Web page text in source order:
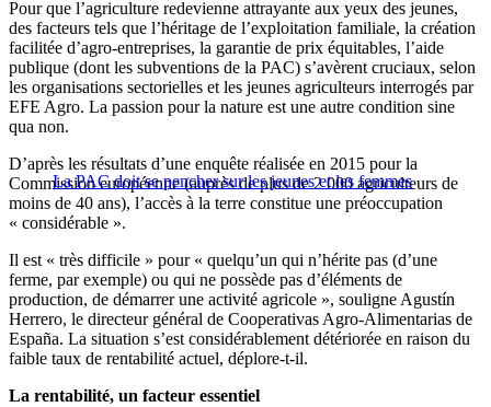
Pour que l’agriculture redevienne attrayante aux yeux des jeunes,
des facteurs tels que l’héritage de l’exploitation familiale, la création
facilitée d’agro-entreprises, la garantie de prix équitables, l’aide
publique (dont les subventions de la PAC) s’avèrent cruciaux, selon
les organisations sectorielles et les jeunes agriculteurs interrogés par
EFE Agro. La passion pour la nature est une autre condition sine
qua non.
La PAC doit se pencher sur les jeunes et les femmes
D’après les résultats d’une enquête réalisée en 2015 pour la
Commission européenne (auprès de plus de 2 000 agriculteurs de
moins de 40 ans), l’accès à la terre constitue une préoccupation
« considérable ».
Il est « très difficile » pour « quelqu’un qui n’hérite pas (d’une
ferme, par exemple) ou qui ne possède pas d’éléments de
production, de démarrer une activité agricole », souligne Agustín
Herrero, le directeur général de Cooperativas Agro-Alimentarias de
España. La situation s’est considérablement détériorée en raison du
faible taux de rentabilité actuel, déplore-t-il.
La rentabilité, un facteur essentiel